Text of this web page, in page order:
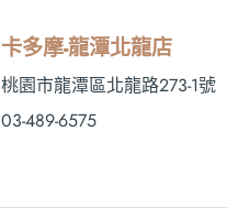
卡多摩-龍潭北龍店
桃園市龍潭區北龍路273-1號
03-489-6575